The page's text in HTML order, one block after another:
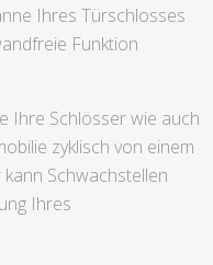
Ihres Türschlosses
Funktion
Ihre Schlösser wie auch
zyklisch von einem
Schwachstellen
Ihres